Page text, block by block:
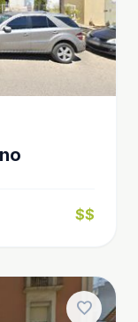
$$
favorite